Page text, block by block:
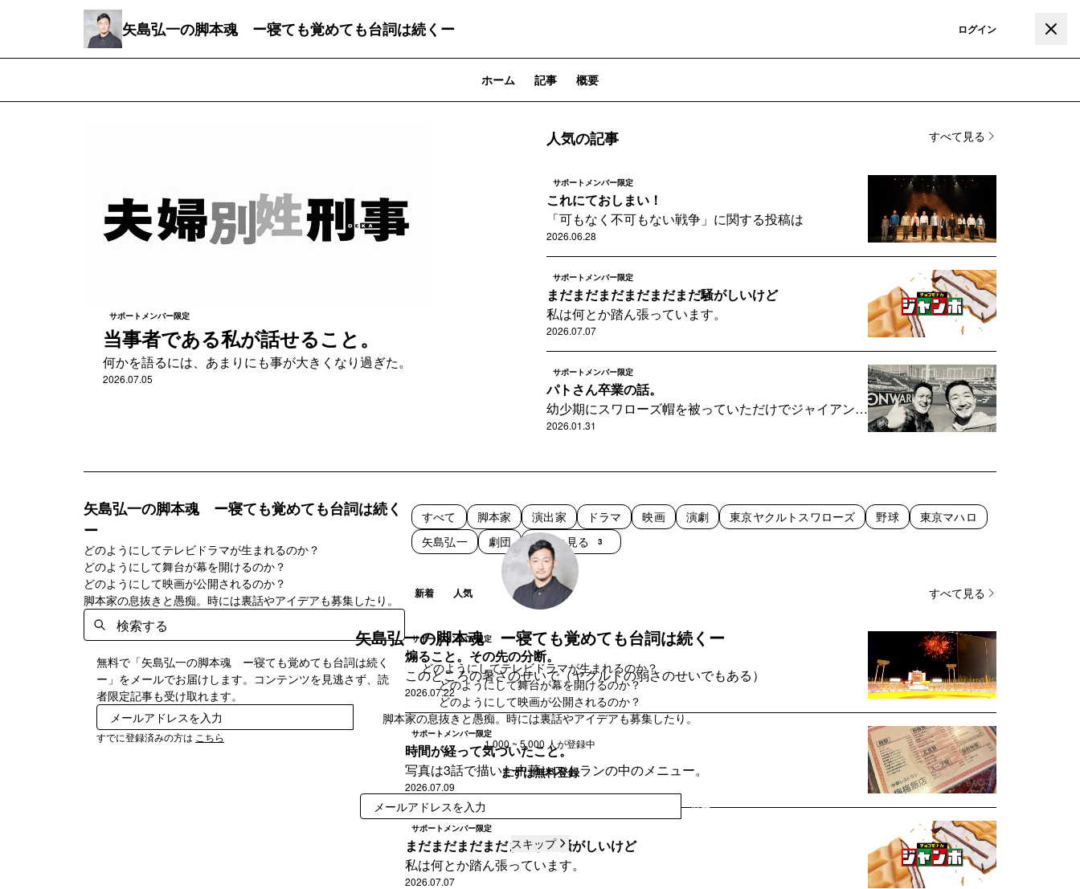
矢島弘一の脚本魂 ー寝ても覚めても台詞は続くー ログイン
ホーム 記事 概要
サポートメンバー限定
当事者である私が話せること。
何かを語るには、あまりにも事が大きくなり過ぎた。
2026.07.05
人気の記事 すべて見る
サポートメンバー限定
これにておしまい！
「可もなく不可もない戦争」に関する投稿は
2026.06.28
サポートメンバー限定
まだまだまだまだまだまだ騒がしいけど
私は何とか踏ん張っています。
2026.07.07
サポートメンバー限定
パトさん卒業の話。
幼少期にスワローズ帽を被っていただけでジャイアンツ
ファンから虐められ
2026.01.31
矢島弘一の脚本魂 ー寝ても覚めても台詞は続く
ー
どのようにしてテレビドラマが生まれるのか？
どのようにして舞台が幕を開けるのか？
どのようにして映画が公開されるのか？
脚本家の息抜きと愚痴。時には裏話やアイデアも募集したり。
無料で「矢島弘一の脚本魂 ー寝ても覚めても台詞は続く
ー」をメールでお届けします。コンテンツを見逃さず、読
者限定記事も受け取れます。
すでに登録済みの方は こちら
すべて 脚本家 演出家 ドラマ 映画 演劇 東京ヤクルトスワローズ 野球
東京マハロ
矢島弘一
劇団 もっと見る 3
新着 人気 すべて見る
サポートメンバー限定
煽ること。その先の分断。
このところの暑さのせいで（ヤクルトの弱さのせいでもある）
2026.07.22
サポートメンバー限定
時間が経って気づいたこと。
写真は3話で描いた中華レストランの中のメニュー。
2026.07.09
サポートメンバー限定
まだまだまだまだまだまだ騒がしいけど
私は何とか踏ん張っています。
2026.07.07
矢島弘一の脚本魂 ー寝ても覚めても台詞は続くー
どのようにしてテレビドラマが生まれるのか？
どのようにして舞台が幕を開けるのか？
どのようにして映画が公開されるのか？
脚本家の息抜きと愚痴。時には裏話やアイデアも募集したり。
1,000 ~ 5,000 人が登録中
まずは無料登録
登録
スキップ